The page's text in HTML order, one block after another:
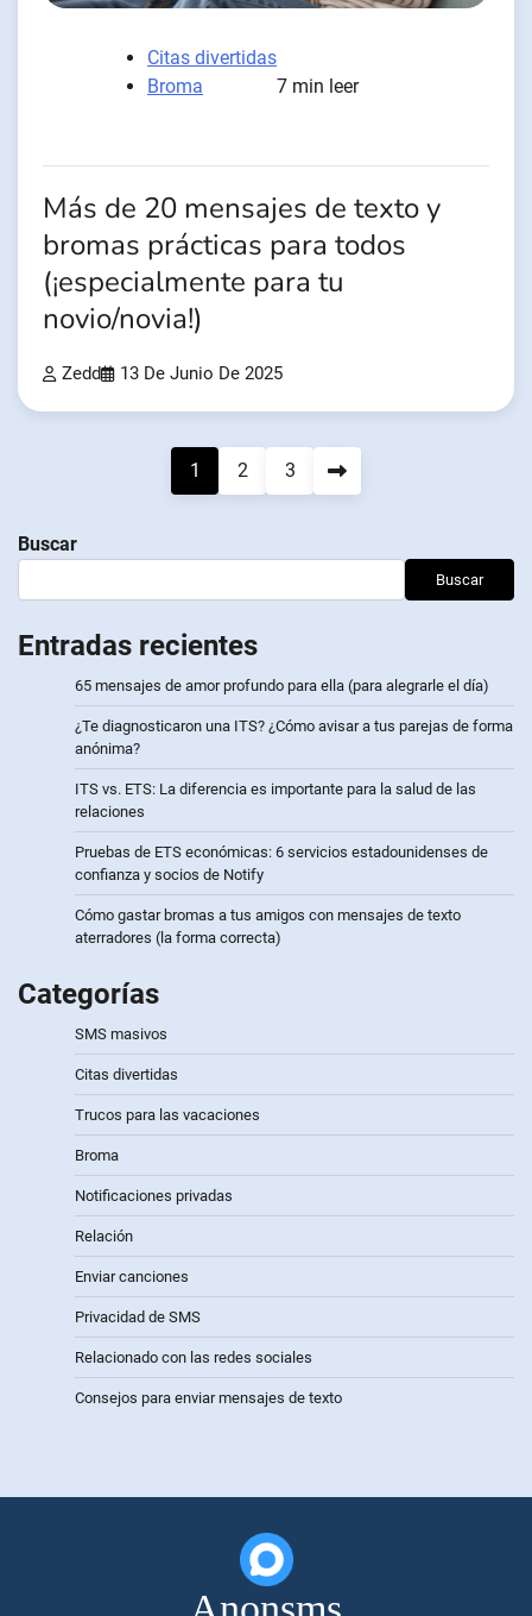
Citas divertidas
Broma
7 min leer
Más de 20 mensajes de texto y
bromas prácticas para todos
(¡especialmente para tu
novio/novia!)
Zedd 13 De Junio De 2025
entradas
1 2 3
Buscar
Buscar
Entradas recientes
65 mensajes de amor profundo para ella (para alegrarle el día)
¿Te diagnosticaron una ITS? ¿Cómo avisar a tus parejas de forma
anónima?
ITS vs. ETS: La diferencia es importante para la salud de las
relaciones
Pruebas de ETS económicas: 6 servicios estadounidenses de
confianza y socios de Notify
Cómo gastar bromas a tus amigos con mensajes de texto
aterradores (la forma correcta)
Categorías
SMS masivos
Citas divertidas
Trucos para las vacaciones
Broma
Notificaciones privadas
Relación
Enviar canciones
Privacidad de SMS
Relacionado con las redes sociales
Consejos para enviar mensajes de texto